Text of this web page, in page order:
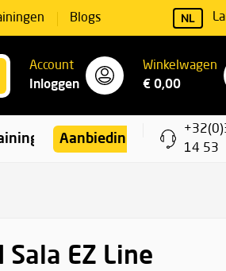
Blogs NL
Account
Inloggen
Winkelwagen
€ 0,00
Aanbiedingen
14 53
Sala EZ Line